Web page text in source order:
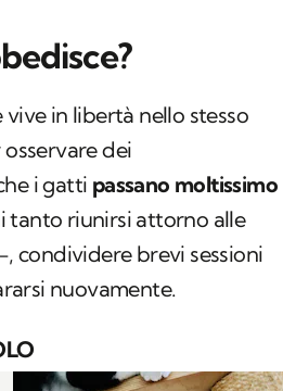
in libertà nello stesso
dei
i gatti passano moltissimo
tanto riunirsi attorno alle
condividere brevi sessioni
nuovamente.